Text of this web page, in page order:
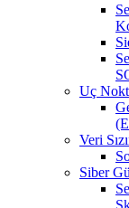
Uç
Veri
Siber